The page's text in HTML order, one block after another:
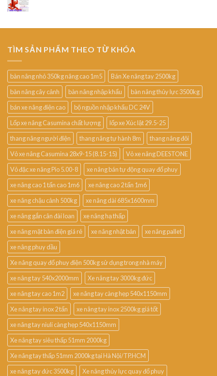
TÌM SẢN PHẨM THEO TỪ KHÓA
bàn nâng nhỏ 350kg nâng cao 1m5
Bán Xe nâng tay 2500kg
bàn nâng cây cảnh
bàn nâng nhập khẩu
bàn nâng thủy lực 3500kg
bán xe nâng điện cao
bộ nguồn nhập khẩu DC 24V
Lốp xe nâng Casumina chất lượng
lốp xe Xúc lật 29.5-25
thang nâng người điện
thang nâng tự hành 8m
thang nâng đôi
Vỏ xe nâng Casumina 28x9-15 (8.15-15)
Vỏ xe nâng DEESTONE
Vỏ đặc xe nâng Pio 5.00-8
xe nâng bán tự động quay đổ phuy
xe nâng cao 1 tấn cao 1m6
xe nâng cao 2 tấn 1m6
xe nâng chậu cảnh 500kg
xe nâng dài 685x1600mm
xe nâng gắn cân đài loan
xe nâng hạ thấp
xe nâng mặt bàn điện giá rẻ
xe nâng nhật bản
xe nâng pallet
xe nâng phuy dầu
Xe nâng quay đổ phuy điện 500kg sử dụng trong nhà máy
xe nâng tay 540x2000mm
Xe nâng tay 3000kg đức
xe nâng tay cao 1m2
xe nâng tay càng hẹp 540x1150mm
Xe nâng tay inox 2 tấn
xe nâng tay inox 2500kg giá tốt
xe nâng tay niuli càng hẹp 540x1150mm
Xe nâng tay siêu thấp 51mm 2000kg
Xe nâng tay thấp 51mm 2000kg tại Hà Nội/TP.HCM
xe nâng tay đức 3500kg
Xe nâng thủy lực quay đổ phuy